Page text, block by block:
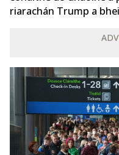
riarachán Trump a